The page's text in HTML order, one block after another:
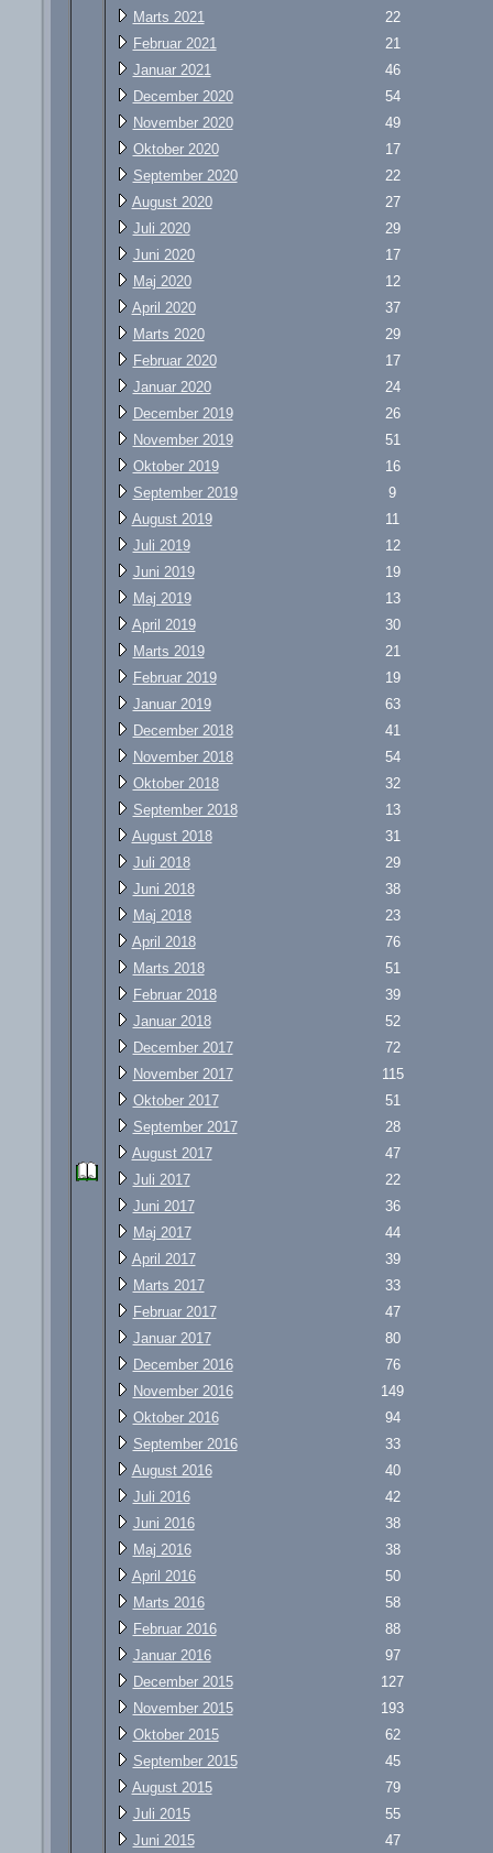
Marts 2021
22
Februar 2021
21
Januar 2021
46
December 2020
54
November 2020
49
Oktober 2020
17
September 2020
22
August 2020
27
Juli 2020
29
Juni 2020
17
Maj 2020
12
April 2020
37
Marts 2020
29
Februar 2020
17
Januar 2020
24
December 2019
26
November 2019
51
Oktober 2019
16
September 2019
9
August 2019
11
Juli 2019
12
Juni 2019
19
Maj 2019
13
April 2019
30
Marts 2019
21
Februar 2019
19
Januar 2019
63
December 2018
41
November 2018
54
Oktober 2018
32
September 2018
13
August 2018
31
Juli 2018
29
Juni 2018
38
Maj 2018
23
April 2018
76
Marts 2018
51
Februar 2018
39
Januar 2018
52
December 2017
72
November 2017
115
Oktober 2017
51
September 2017
28
August 2017
47
Juli 2017
22
Juni 2017
36
Maj 2017
44
April 2017
39
Marts 2017
33
Februar 2017
47
Januar 2017
80
December 2016
76
November 2016
149
Oktober 2016
94
September 2016
33
August 2016
40
Juli 2016
42
Juni 2016
38
Maj 2016
38
April 2016
50
Marts 2016
58
Februar 2016
88
Januar 2016
97
December 2015
127
November 2015
193
Oktober 2015
62
September 2015
45
August 2015
79
Juli 2015
55
Juni 2015
47